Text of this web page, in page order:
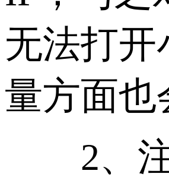
无法打
量方面也
2、注